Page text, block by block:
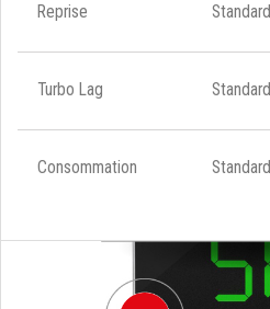
Reprise Standard
Turbo Lag Standard
Consommation Standard